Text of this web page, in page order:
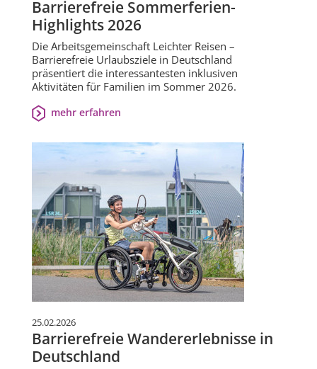
Barrierefreie Sommerferien-
Highlights 2026
Die Arbeitsgemeinschaft Leichter Reisen –
Barrierefreie Urlaubsziele in Deutschland
präsentiert die interessantesten inklusiven
Aktivitäten für Familien im Sommer 2026.
mehr erfahren
25.02.2026
Barrierefreie Wandererlebnisse in
Deutschland